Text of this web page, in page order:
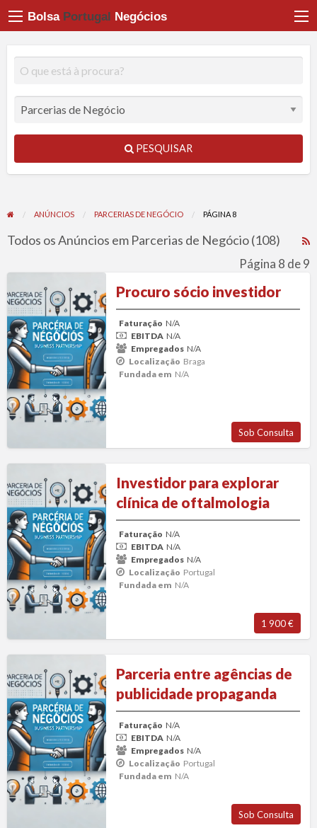
Bolsa Portugal Negócios
PESQUISAR
ANÚNCIOS PARCERIAS DE NEGÓCIO PÁGINA 8
Todos os Anúncios em Parcerias de Negócio (108)
Página 8 de 9
sócio
investidor
Procuro sócio investidor
Faturação N/A
EBITDA N/A
Empregados N/A
Localização Braga
Fundada em N/A
Sob Consulta
para
explorar
clínica
de
oftalmologia
Investidor para explorar
clínica de oftalmologia
Faturação N/A
EBITDA N/A
Empregados N/A
Localização Portugal
Fundada em N/A
1 900 €
entre
agências
de
publicidade
propaganda
Parceria entre agências de
publicidade propaganda
Faturação N/A
EBITDA N/A
Empregados N/A
Localização Portugal
Fundada em N/A
Sob Consulta